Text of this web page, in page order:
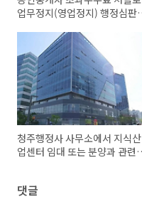
업무정지(영업정지) 행정심판
청주행정사 사무소에서 지식산
업센터 임대 또는 분양과 관련
댓글